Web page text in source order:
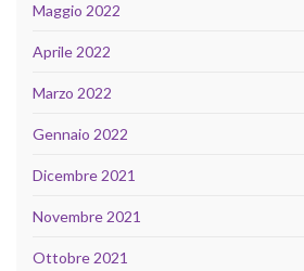
Maggio 2022
Aprile 2022
Marzo 2022
Gennaio 2022
Dicembre 2021
Novembre 2021
Ottobre 2021